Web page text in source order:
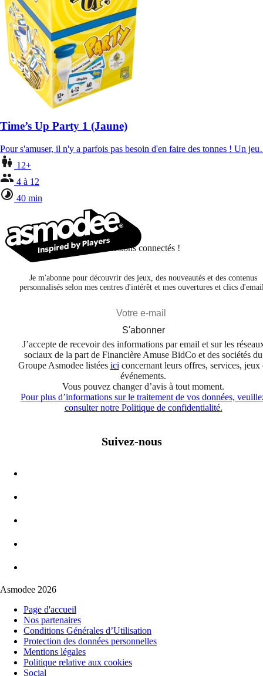
Time’s Up Party 1 (Jaune)
Pour s'amuser, il n'y a parfois pas besoin d'en faire des tonnes ! Un
12+
4 à 12
40 min
Restons connectés !
Je m'abonne pour découvrir des jeux, des nouveautés et des contenus
personnalisés selon mes centres d'intérêt et mes ouvertures et clics
S'abonner
J’accepte de recevoir des informations par email et sur les
sociaux de la part de Financière Amuse BidCo et des sociétés du
Groupe Asmodee listées iciconcernant leurs offres, services, jeux
événements.
Vous pouvez changer d’avis à tout moment.
Pour plus d’informations sur le traitement de vos données,
consulter notre Politique de confidentialité.
Suivez-nous
Asmodee 2026
Page d'accueil
Nos partenaires
Conditions Générales d’Utilisation
Protection des données personnelles
Mentions légales
Politique relative aux cookies
Social